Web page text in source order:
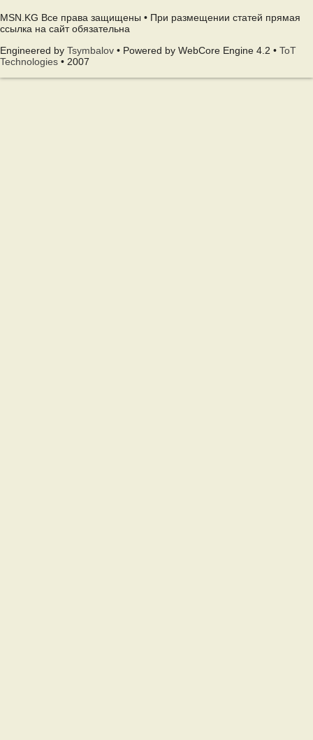
MSN.KG Все права защищены • При размещении статей прямая
ссылка на сайт обязательна
Engineered by Tsymbalov • Powered by WebCore Engine 4.2 • ToT
Technologies • 2007